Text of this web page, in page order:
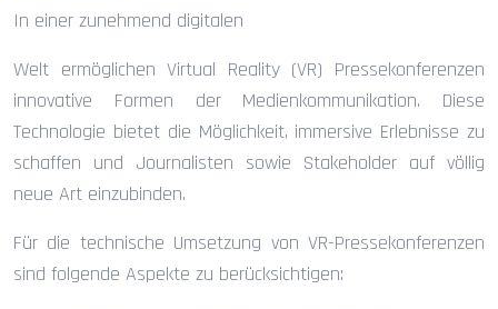
In einer zunehmend digitalen
Welt ermöglichen Virtual Reality (VR) Pressekonferenzen
innovative Formen der Medienkommunikation. Diese
Technologie bietet die Möglichkeit, immersive Erlebnisse zu
schaffen und Journalisten sowie Stakeholder auf völlig
neue Art einzubinden.
Für die technische Umsetzung von VR-Pressekonferenzen
sind folgende Aspekte zu berücksichtigen: